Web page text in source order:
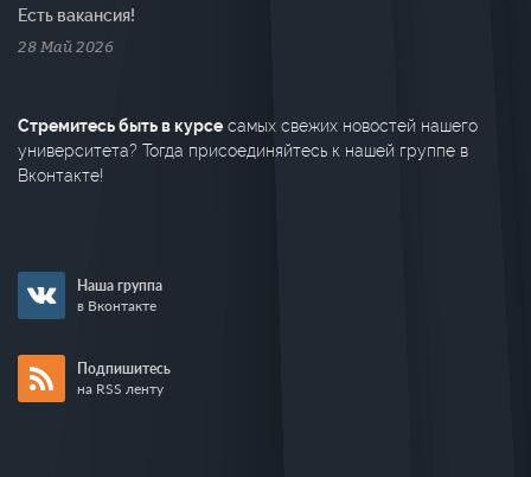
Есть вакансия!
28 Май 2026
Стремитесь быть в курсе самых свежих новостей нашего
университета? Тогда присоединяйтесь к нашей группе в
Вконтакте!
Наша группа
в Вконтакте
Подпишитесь
на RSS ленту